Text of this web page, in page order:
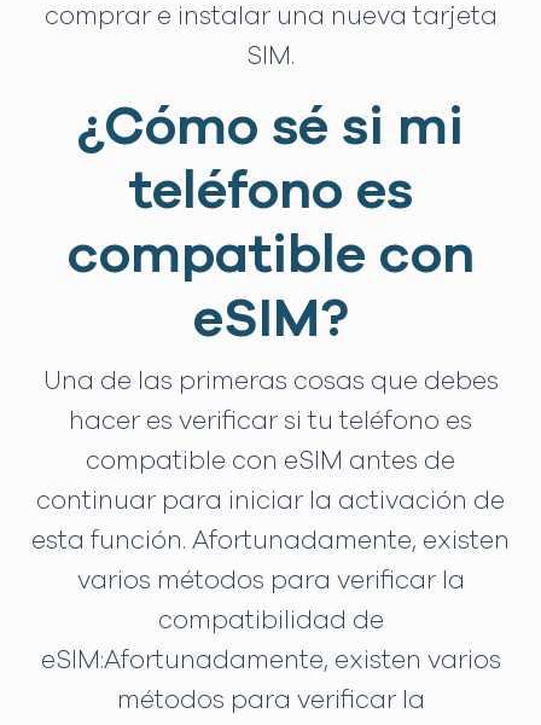
comprar e instalar una nueva tarjeta
SIM.
¿Cómo sé si mi
teléfono es
compatible con
eSIM?
Una de las primeras cosas que debes
hacer es verificar si tu teléfono es
compatible con eSIM antes de
continuar para iniciar la activación de
esta función. Afortunadamente, existen
varios métodos para verificar la
compatibilidad de
eSIM:Afortunadamente, existen varios
métodos para verificar la